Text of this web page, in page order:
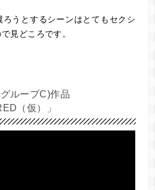
うとするシーンはとてもセクシ
見どころです。
ループC)作品
（仮）」